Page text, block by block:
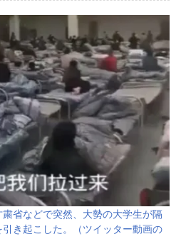
省などで突然、大勢の大学生が隔
き起こした。（ツイッター動画の